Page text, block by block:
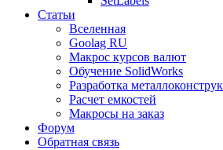
Статьи
Вселенная
Goolag RU
Макрос курсов валют
Обучение SolidWorks
Разработка
Расчет емкостей
Макросы на заказ
Форум
Обратная связь